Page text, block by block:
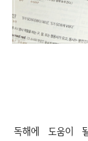
독해에 도움이